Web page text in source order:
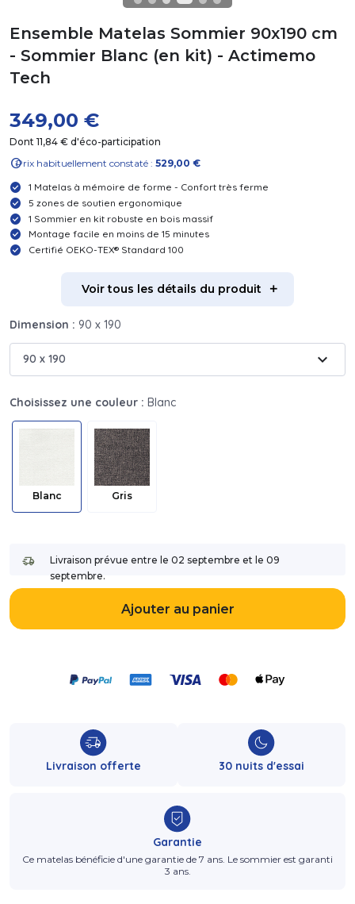
Ensemble Matelas Sommier 90x190 cm
- Sommier Blanc (en kit) - Actimemo
Tech
349,00 €
Dont 11,84 € d'éco-participation
infoPrix habituellement constaté : 529,00 €
1 Matelas à mémoire de forme - Confort très ferme
5 zones de soutien ergonomique
1 Sommier en kit robuste en bois massif
Montage facile en moins de 15 minutes
Certifié OEKO-TEX® Standard 100
Voir tous les détails du produit
Dimension : 90 x 190
90 x 190 expand_more
Choisissez une couleur : Blanc
Blanc Gris
Livraison prévue entre le 02 septembre et le 09
septembre.
Ajouter au panier
Livraison offerte 30 nuits d'essai
Garantie
Ce matelas bénéficie d'une garantie de 7 ans. Le sommier est garanti
3 ans.